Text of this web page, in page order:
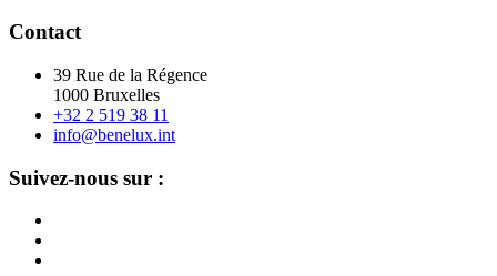
Contact
39 Rue de la Régence
1000 Bruxelles
+32 2 519 38 11
info@benelux.int
Suivez-nous sur :